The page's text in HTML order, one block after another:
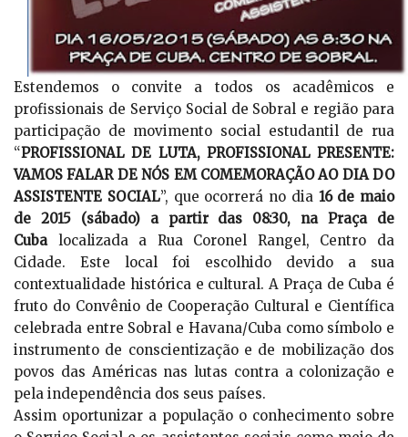
Estendemos o convite a todos os acadêmicos e
profissionais de Serviço Social de Sobral e região para
participação de movimento social estudantil de rua
“PROFISSIONAL DE LUTA, PROFISSIONAL PRESENTE:
VAMOS FALAR DE NÓS EM COMEMORAÇÃO AO DIA DO
ASSISTENTE SOCIAL”, que ocorrerá no dia 16 de maio
de 2015 (sábado) a partir das 08:30, na Praça de
Cuba localizada a Rua Coronel Rangel, Centro da
Cidade. Este local foi escolhido devido a sua
contextualidade histórica e cultural. A Praça de Cuba é
fruto do Convênio de Cooperação Cultural e Científica
celebrada entre Sobral e Havana/Cuba como símbolo e
instrumento de conscientização e de mobilização dos
povos das Américas nas lutas contra a colonização e
pela independência dos seus países.
Assim oportunizar a população o conhecimento sobre